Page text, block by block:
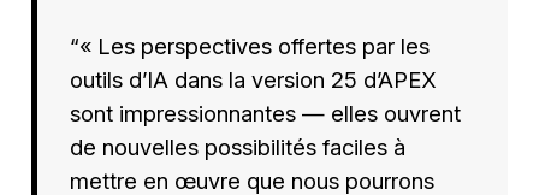
“« Les perspectives offertes par les
outils d’IA dans la version 25 d’APEX
sont impressionnantes — elles ouvrent
de nouvelles possibilités faciles à
mettre en œuvre que nous pourrons